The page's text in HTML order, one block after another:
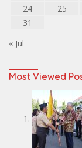
24
25
31
« Jul
Most Viewed